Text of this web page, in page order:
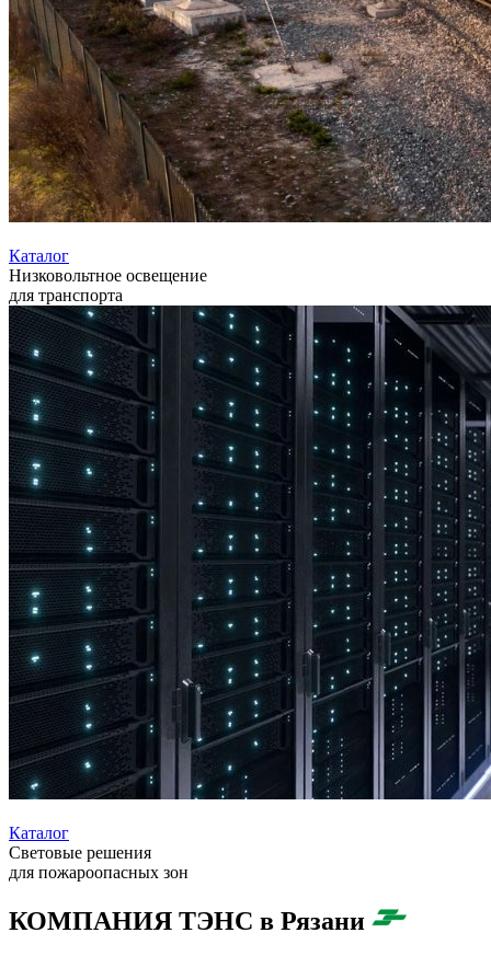
Каталог
Низковольтное освещение
для транспорта
Каталог
Световые решения
для пожароопасных зон
КОМПАНИЯ ТЭНС в Рязани